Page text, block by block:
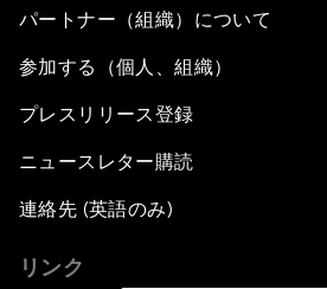
パートナー（組織）について
参加する（個人、組織）
プレスリリース登録
ニュースレター購読
連絡先 (英語のみ)
リンク